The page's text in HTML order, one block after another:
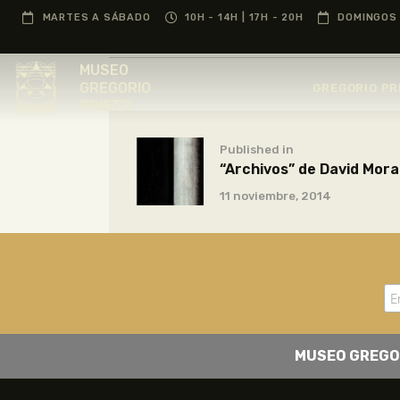
MARTES A SÁBADO 10H - 14H | 17H - 20H
MUSEO
Published in
“Archivos” de David
11 noviembre, 2014
MUSEO